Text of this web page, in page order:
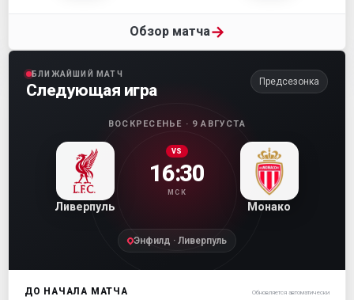
Обзор матча→
БЛИЖАЙШИЙ МАТЧ
Следующая игра Предсезонка
ВОСКРЕСЕНЬЕ · 9 АВГУСТА
Ливерпуль
VS
16:30
МСК
Монако
Энфилд · Ливерпуль
ДО НАЧАЛА МАТЧА Обновляется автоматически